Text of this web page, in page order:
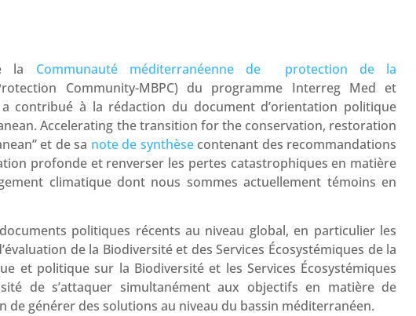
la Communauté méditerranéenne de protection de la
Community-MBPC) du programme Interreg Med et
contribué à la rédaction du document d’orientation politique
Accelerating the transition for the conservation, restoration
et de sa note de synthèsecontenant des recommandations
profonde et renverser les pertes catastrophiques en matière
climatique dont nous sommes actuellement témoins en
politiques récents au niveau global, en particulier les
de la Biodiversité et des Services Écosystémiques de la
et politique sur la Biodiversité et les Services Écosystémiques
de s’attaquer simultanément aux objectifs en matière de
générer des solutions au niveau du bassin méditerranéen.